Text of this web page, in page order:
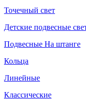
Точечный свет
Детские подвесные
Подвесные На штанге
Кольца
Линейные
Классические